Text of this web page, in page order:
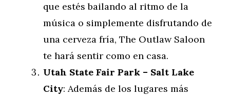
que estés bailando al ritmo de la
música o simplemente disfrutando de
una cerveza fría, The Outlaw Saloon
te hará sentir como en casa.
Utah State Fair Park – Salt Lake
City: Además de los lugares más